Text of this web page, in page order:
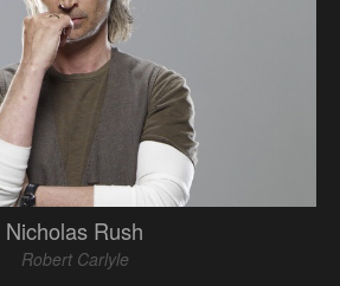
Nicholas Rush
Robert Carlyle